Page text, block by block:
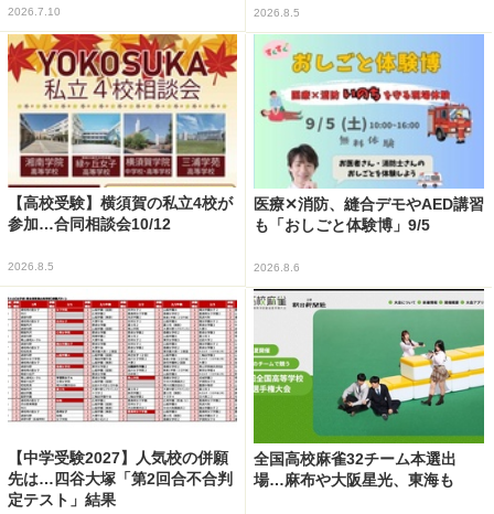
2026.7.10 2026.8.5
【高校受験】横須賀の私立4校が
参加…合同相談会10/12
2026.8.5
医療✕消防、縫合デモやAED講習
も「おしごと体験博」9/5
2026.8.6
【中学受験2027】人気校の併願
先は…四谷大塚「第2回合不合判
定テスト」結果
全国高校麻雀32チーム本選出
場…麻布や大阪星光、東海も